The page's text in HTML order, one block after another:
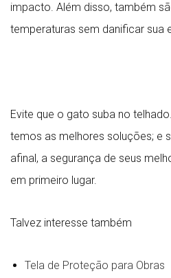
impacto. Além disso, também
temperaturas sem danificar sua
Evite que o gato suba no
temos as melhores soluções; e
afinal, a segurança de seus
em primeiro lugar.
Talvez interesse também
Tela de Proteção para Obras